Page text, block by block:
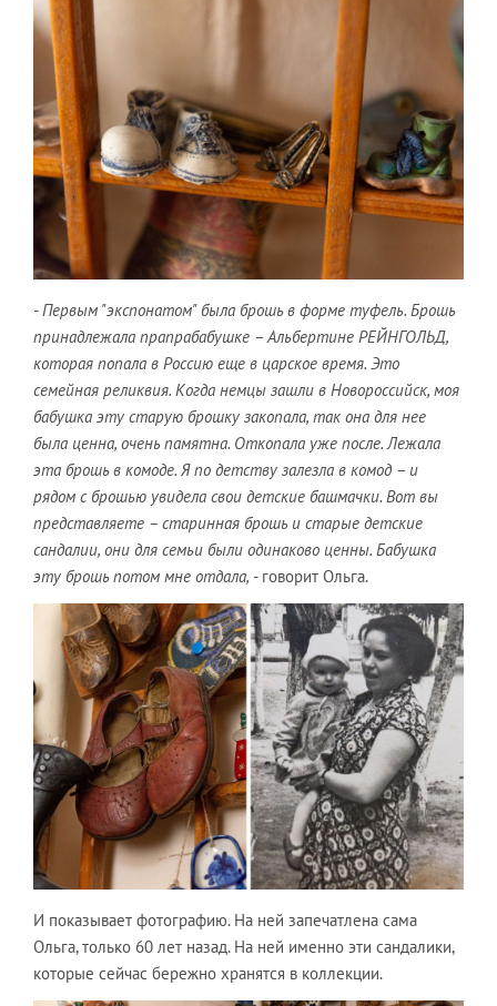
- Первым "экспонатом" была брошь в форме туфель. Брошь
принадлежала прапрабабушке – Альбертине РЕЙНГОЛЬД,
которая попала в Россию еще в царское время. Это
семейная реликвия. Когда немцы зашли в Новороссийск, моя
бабушка эту старую брошку закопала, так она для нее
была ценна, очень памятна. Откопала уже после. Лежала
эта брошь в комоде. Я по детству залезла в комод – и
рядом с брошью увидела свои детские башмачки. Вот вы
представляете – старинная брошь и старые детские
сандалии, они для семьи были одинаково ценны. Бабушка
эту брошь потом мне отдала, - говорит Ольга.
И показывает фотографию. На ней запечатлена сама
Ольга, только 60 лет назад. На ней именно эти сандалики,
которые сейчас бережно хранятся в коллекции.